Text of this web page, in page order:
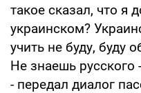
такое сказал, что я
украинском?
учить не буду, буду
Не знаешь русского
- передал диалог